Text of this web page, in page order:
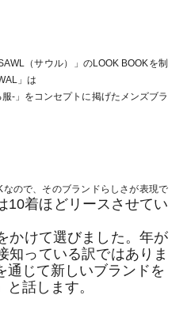
（サウル）」のLOOK BOOKを制
」は
-」をコンセプトに掲げたメンズブラ
ので、そのブランドらしさが表現で
10着ほどリースさせてい
かけて選びました。年が
知っている訳ではありま
通じて新しいブランドを
話します。